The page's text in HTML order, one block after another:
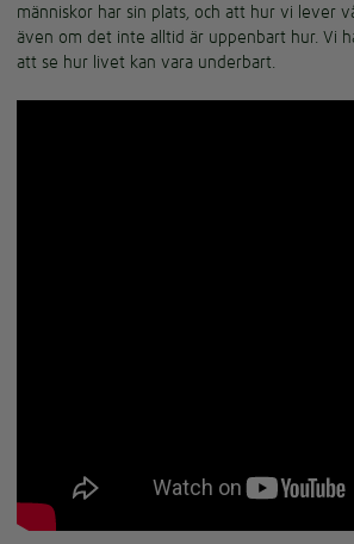
människor har sin plats, och att hur vi lever
även om det inte alltid är uppenbart hur. Vi
att se hur livet kan vara underbart.